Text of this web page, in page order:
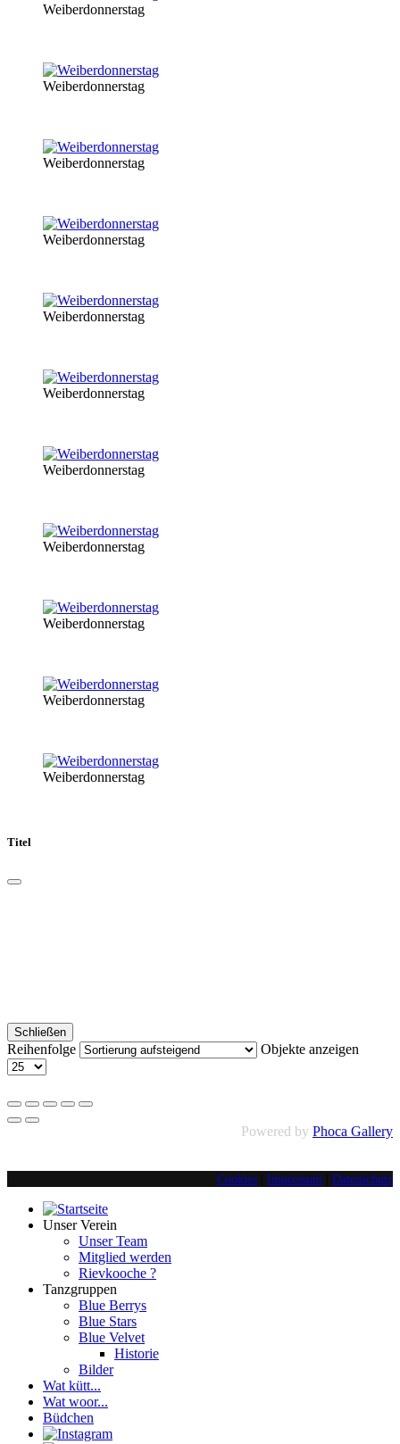
Weiberdonnerstag
Weiberdonnerstag
Weiberdonnerstag
Weiberdonnerstag
Weiberdonnerstag
Weiberdonnerstag
Weiberdonnerstag
Weiberdonnerstag
Weiberdonnerstag
Weiberdonnerstag
Weiberdonnerstag
Titel
Schließen
Reihenfolge Objekte anzeigen
Powered by Phoca Gallery
Cookies Impressum Datenschutz
Unser Verein
Unser Team
Mitglied werden
Rievkooche ?
Tanzgruppen
Blue Berrys
Blue Stars
Blue Velvet
Historie
Bilder
Wat kütt...
Wat woor...
Büdchen